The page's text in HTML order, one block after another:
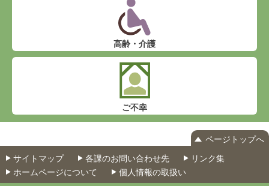
高齢・介護
ご不幸
ページトップへ
サイトマップ
各課のお問い合わせ先
リンク集
ホームページについて
個人情報の取扱い